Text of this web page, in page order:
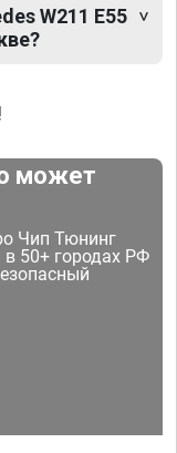
W211 E55
может
Чип Тюнинг
50+ городах РФ